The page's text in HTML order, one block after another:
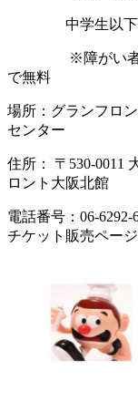
中学生以下
※障がい者手帳
で無料
場所：グランフロ
センター
住所： 〒530-0011
ロント大阪北館
電話番号：06-6292-
チケット販売ペー